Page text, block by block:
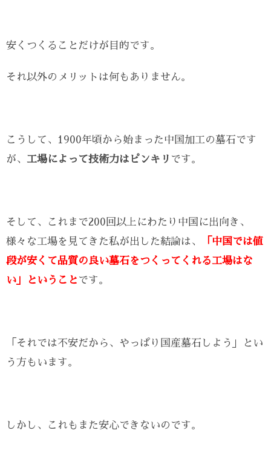
安くつくることだけが目的です。
それ以外のメリットは何もありません。
こうして、1900年頃から始まった中国加工の墓石です
が、 工場によって技術力はピンキリ です。
そして、これまで200回以上にわたり中国に出向き、
様々な工場を見てきた私が出した結論は、
「中国では値
段が安くて品質の良い墓石をつくってくれる工場はな
い」ということ です。
「それでは不安だから、やっぱり国産墓石しよう」とい
う方もいます。
しかし、これもまた安心できないのです。